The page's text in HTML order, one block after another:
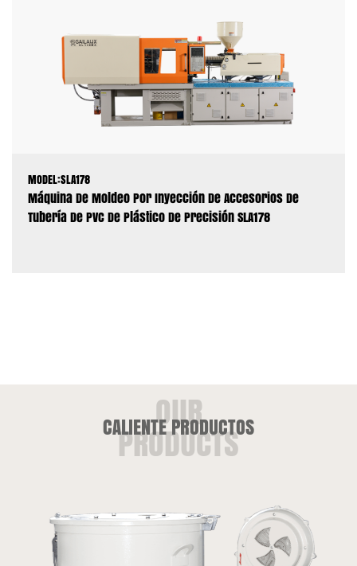
MODEL:SLA178
Máquina De Moldeo Por Inyección De Accesorios De
Tubería De PVC De Plástico De Precisión SLA178
CALIENTE PRODUCTOS